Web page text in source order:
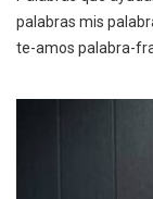
palabras mis
te-amos palabra-